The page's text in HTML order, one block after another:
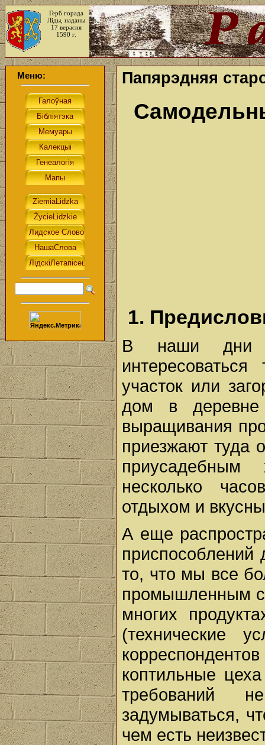
Герб горада
Ліды, наданы
17 верасня
1590 г.
Меню: Папярэдняя
1.
В наши дни
участок или
дом в деревне
выращивания
приезжают туда
несколько
отдыхом и
А еще
приспособлений
то, что мы все
промышленным
многих
(технические
коптильные
требований
задумываться,
чем есть